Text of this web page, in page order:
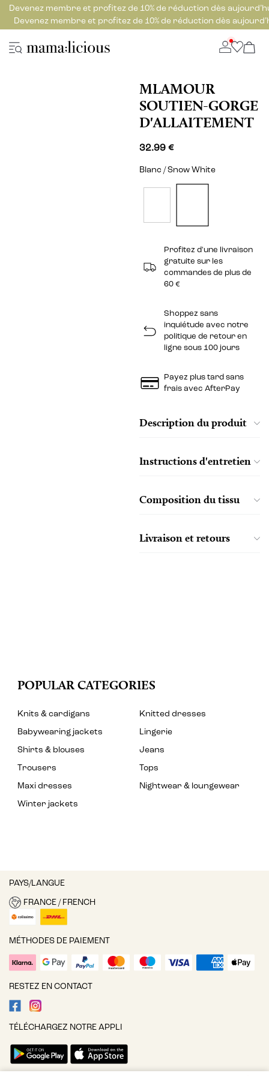
Devenez membre et profitez de 10% de réduction dès
Devenez membre et profitez de 10% de réduction dès
MLAMOUR
SOUTIEN-GORGE
D'ALLAITEMENT
32.99 €
Blanc / Snow White
Profitez d'une livraison
gratuite sur les
commandes de plus de
60 €
Shoppez sans
inquiétude avec notre
politique de retour en
ligne sous 100 jours
Payez plus tard sans
frais avec AfterPay
Description du produit
Instructions d'entretien
Composition du tissu
Livraison et retours
POPULAR CATEGORIES
Knits & cardigans
Knitted dresses
Babywearing jackets
Lingerie
Shirts & blouses
Jeans
Trousers
Tops
Maxi dresses
Nightwear & loungewear
Winter jackets
PAYS/LANGUE
FRANCE / FRENCH
MÉTHODES DE PAIEMENT
RESTEZ EN CONTACT
TÉLÉCHARGEZ NOTRE APPLI